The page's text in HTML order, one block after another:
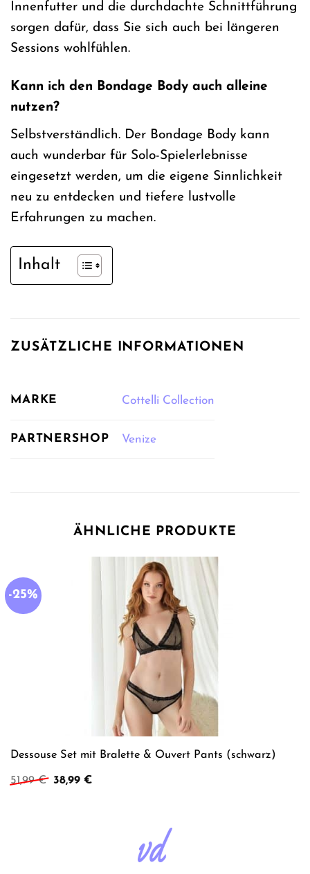
Innenfutter und die durchdachte Schnittführung
sorgen dafür, dass Sie sich auch bei längeren
Sessions wohlfühlen.
Kann ich den Bondage Body auch alleine
nutzen?
Selbstverständlich. Der Bondage Body kann
auch wunderbar für Solo-Spielerlebnisse
eingesetzt werden, um die eigene Sinnlichkeit
neu zu entdecken und tiefere lustvolle
Erfahrungen zu machen.
Inhalt
ZUSÄTZLICHE INFORMATIONEN
MARKE Cottelli Collection
PARTNERSHOP Venize
ÄHNLICHE PRODUKTE
-25%
Dessouse Set mit Bralette & Ouvert Pants (schwarz)
51,99€
Ursprünglicher
38,99 €Aktueller